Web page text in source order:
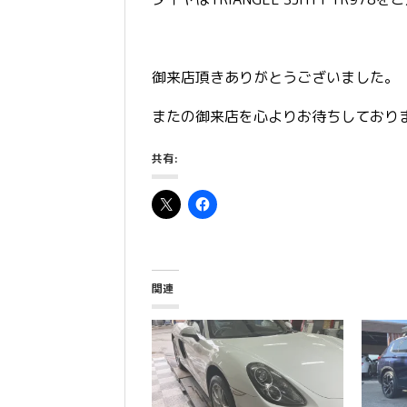
御来店頂きありがとうございました。
またの御来店を心よりお待ちしており
共有:
関連